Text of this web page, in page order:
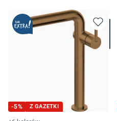
-5% Z GAZETKI